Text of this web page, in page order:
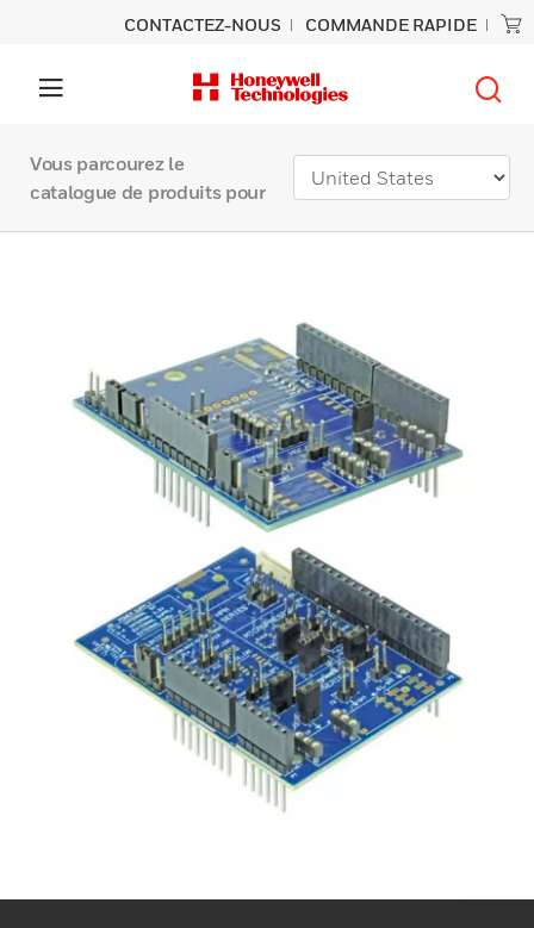
CONTACTEZ-NOUS COMMANDE RAPIDE
Vous parcourez le
catalogue de produits pour